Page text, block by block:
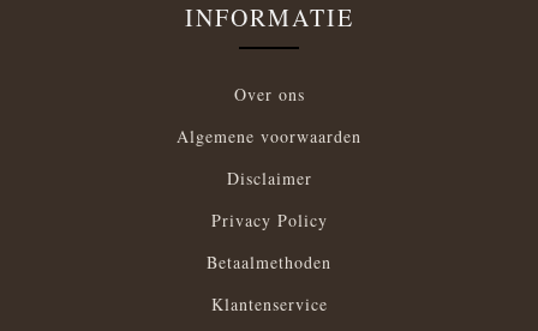
INFORMATIE
Over ons
Algemene voorwaarden
Disclaimer
Privacy Policy
Betaalmethoden
Klantenservice